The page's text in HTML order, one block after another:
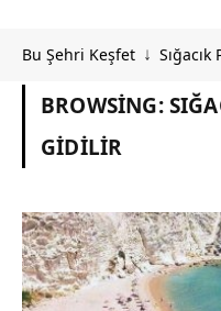
Bu Şehri Keşfet ↓
BROWSING:
GIDILIR